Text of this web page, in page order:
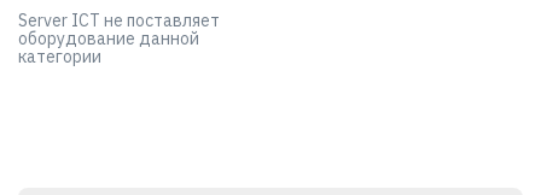
Server ICT не поставляет
оборудование данной
категории